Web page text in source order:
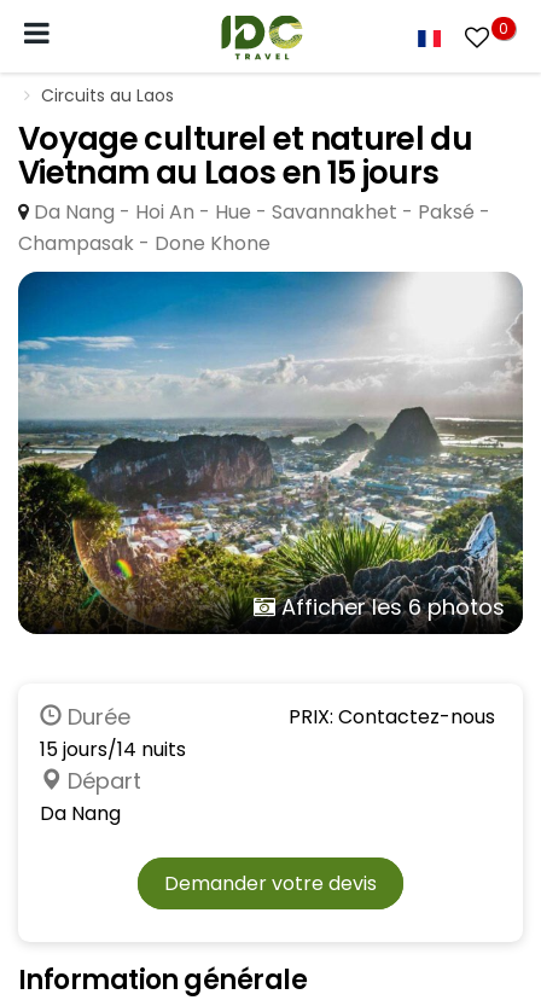
0
Circuits au Laos
Voyage culturel et naturel du
Vietnam au Laos en 15 jours
Da Nang - Hoi An - Hue - Savannakhet - Paksé -
Champasak - Done Khone
Afficher les 6 photos
Durée
15 jours/14 nuits
Départ
Da Nang
PRIX: Contactez-nous
Demander votre devis
Information générale